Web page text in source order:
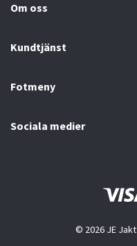
Om oss
Kundtjänst
Fotmeny
Sociala medier
© 2026 JE Jakt